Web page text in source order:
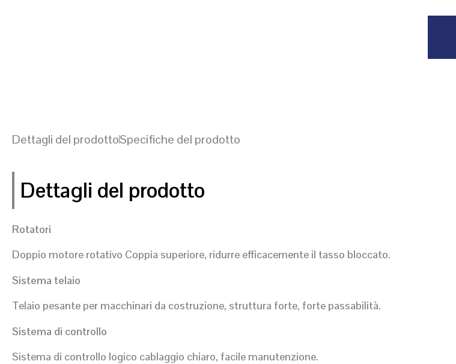
Dettagli del prodottoSpecifiche del prodotto
Dettagli del prodotto
Rotatori
Doppio motore rotativo Coppia superiore, ridurre efficacemente il tasso bloccato.
Sistema telaio
Telaio pesante per macchinari da costruzione, struttura forte, forte passabilità.
Sistema di controllo
Sistema di controllo logico cablaggio chiaro, facile manutenzione.